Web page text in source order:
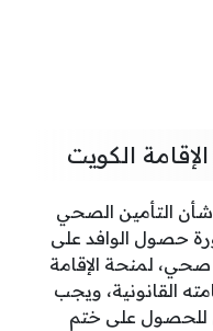
الكويت
رقم 1 لسنة 1999 في شأن التأمين الصحي
حصول الوافد على
لمنحة الإقامة
القانونية، ويجب
للحصول على ختم